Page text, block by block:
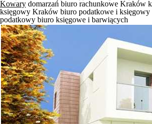
Kowary domarzań biuro rachunkowe Kraków
księgowy Kraków biuro podatkowe i księgowy
podatkowy biuro księgowe i barwiących